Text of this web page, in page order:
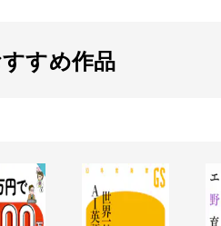
すめ作品